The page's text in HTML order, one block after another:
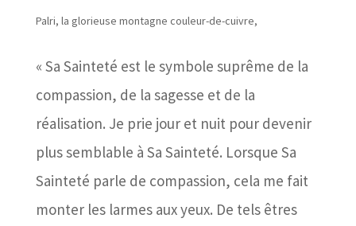
Palri, la glorieuse montagne couleur-de-cuivre,
« Sa Sainteté est le symbole suprême de la
compassion, de la sagesse et de la
réalisation. Je prie jour et nuit pour devenir
plus semblable à Sa Sainteté. Lorsque Sa
Sainteté parle de compassion, cela me fait
monter les larmes aux yeux. De tels êtres